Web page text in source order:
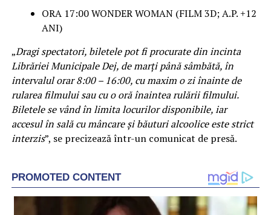
ORA 17:00 WONDER WOMAN (FILM 3D; A.P. +12
ANI)
„Dragi spectatori, biletele pot fi procurate din incinta
Librăriei Municipale Dej, de marți până sâmbătă, în
intervalul orar 8:00 – 16:00, cu maxim o zi înainte de
rularea filmului sau cu o oră înaintea rulării filmului.
Biletele se vând în limita locurilor disponibile, iar
accesul în sală cu mâncare și băuturi alcoolice este strict
interzis”, se precizează într-un comunicat de presă.